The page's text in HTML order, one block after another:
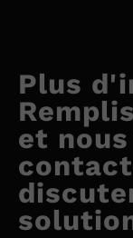
Plus
et